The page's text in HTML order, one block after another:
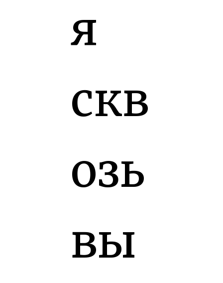
я
скв
озь
вы